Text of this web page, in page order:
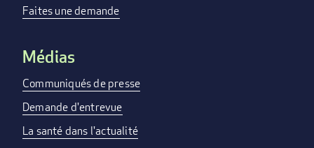
Faites une demande
Médias
Communiqués de presse
Demande d'entrevue
La santé dans l'actualité